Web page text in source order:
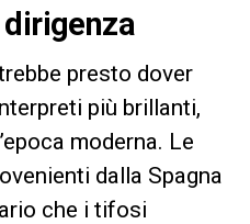
presto dover
più brillanti,
moderna. Le
dalla Spagna
che i tifosi